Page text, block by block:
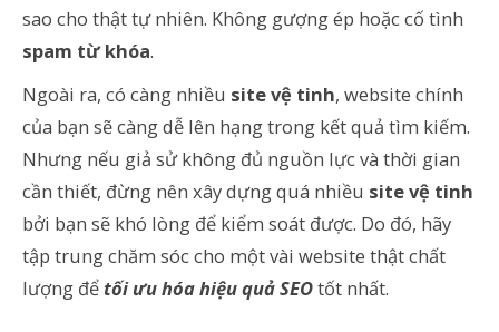
sao cho thật tự nhiên. Không gượng ép hoặc cố tình
spam từ khóa.
Ngoài ra, có càng nhiều site vệ tinh, website chính
của bạn sẽ càng dễ lên hạng trong kết quả tìm kiếm.
Nhưng nếu giả sử không đủ nguồn lực và thời gian
cần thiết, đừng nên xây dựng quá nhiều site vệ tinh
bởi bạn sẽ khó lòng để kiểm soát được. Do đó, hãy
tập trung chăm sóc cho một vài website thật chất
lượng đểtối ưu hóa hiệu quả SEOtốt nhất.